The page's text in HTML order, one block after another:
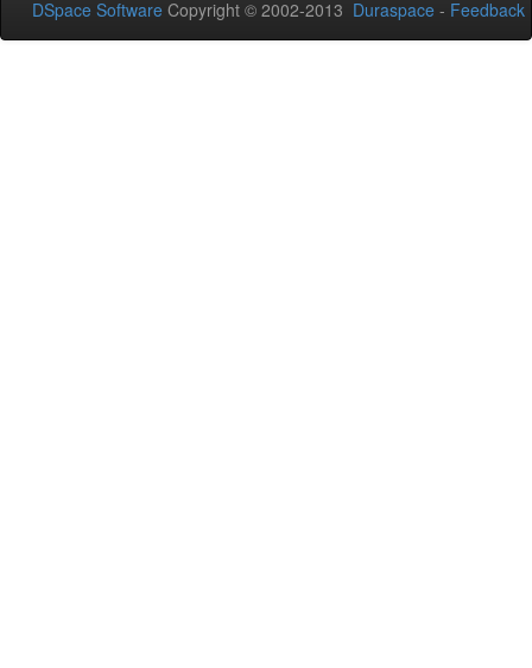
DSpace Software Copyright © 2002-2013 Duraspace - Feedback